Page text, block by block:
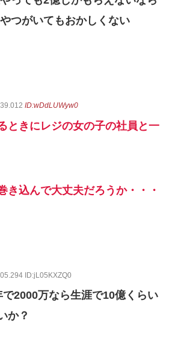
つがいてもおかしくない
ID:wDdLUWyw0
ときにレジの女の子の社員と一
き込んで大丈夫だろうか・・・
ID:jL05KXZQ0
2000万なら生涯で10億くらい
か？